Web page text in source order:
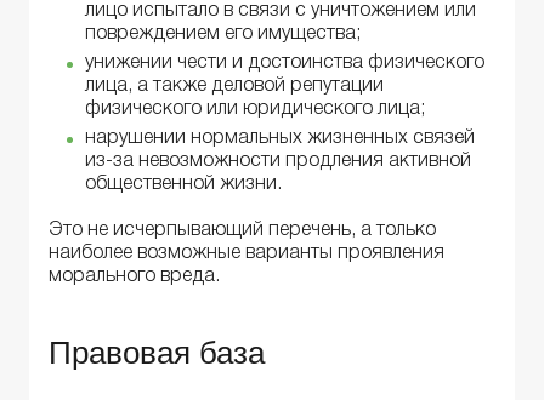
лицо испытало в связи с уничтожением или
повреждением его имущества;
унижении чести и достоинства физического
лица, а также деловой репутации
физического или юридического лица;
нарушении нормальных жизненных связей
из-за невозможности продления активной
общественной жизни.
Это не исчерпывающий перечень, а только
наиболее возможные варианты проявления
морального вреда.
Правовая база